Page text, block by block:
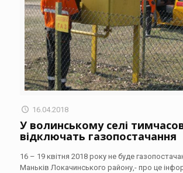
16.04.2018
У волинському селі
відключать газопостачання
16 – 19 квітня 2018 року не буде
Маньків Локачинського району,- про це